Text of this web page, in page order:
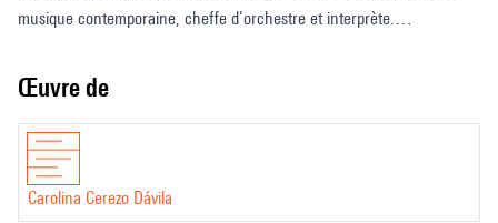
musique contemporaine, cheffe d’orchestre et interprète.
aspects théâtraux et collabore comme programmatrice pour différents
de Cuarto de Tono ainsi que de la plateforme tape360.org.
Une partie de son travail est liée au théâtre musical, où elle développe
des pièces qui fonctionnent comme des installations scéniques. Par
Œuvre de
Carolina Cerezo Dávila